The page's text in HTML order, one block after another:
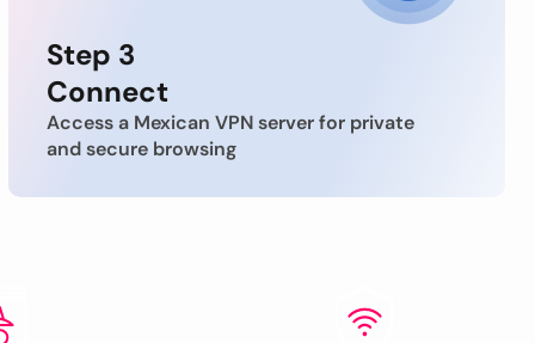
Step 3
Connect
Access a Mexican VPN server for private
and secure browsing